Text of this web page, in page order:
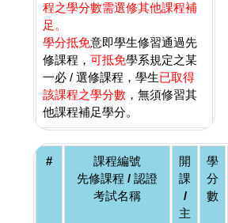
程之學分數需選修其他課程補
足。
學分抵免意即學生修習通過先
修課程， 可抵免學系規定之某
一必 / 選修課程，學生已取得
該課程之學分數 ，無須修習其
他課程補足學分。
#
課程編號
先修課程 / 認證
考試名稱
開
課
/
主
學
分
數